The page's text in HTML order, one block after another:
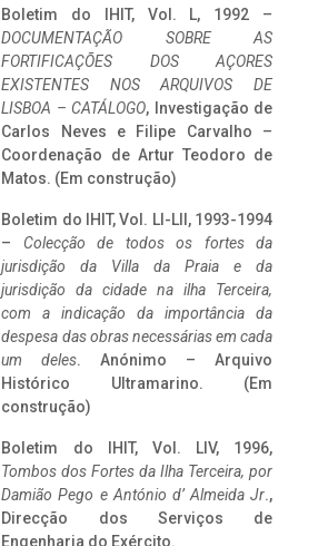
Boletim do IHIT, Vol. L, 1992 –
DOCUMENTAÇÃO SOBRE AS
FORTIFICAÇÕES DOS AÇORES
EXISTENTES NOS ARQUIVOS DE
LISBOA – CATÁLOGO, Investigação de
Carlos Neves e Filipe Carvalho –
Coordenação de Artur Teodoro de
Matos. (Em construção)
Boletim do IHIT, Vol. LI-LII, 1993-1994
– Colecção de todos os fortes da
jurisdição da Villa da Praia e da
jurisdição da cidade na ilha Terceira,
com a indicação da importância da
despesa das obras necessárias em cada
um deles. Anónimo – Arquivo
Histórico Ultramarino. (Em
construção)
Boletim do IHIT, Vol. LIV, 1996,
Tombos dos Fortes da Ilha Terceira, por
Damião Pego e António d’ Almeida Jr.,
Direcção dos Serviços de
Engenharia do Exército.